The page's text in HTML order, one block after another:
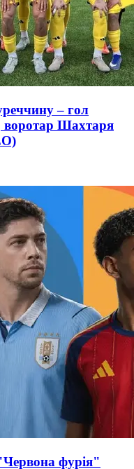
– гол
воротар Шахтаря
фурія"